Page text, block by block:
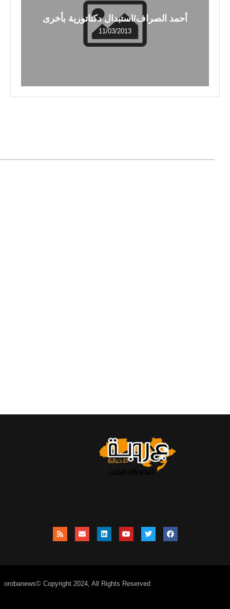
أحمد الصراف/استبدال دكتاتورية بأخرى
11/03/2013
orobanews© Copyright 2024, All Rights Reserved